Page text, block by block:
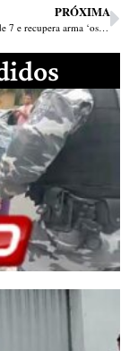
PRÓXIMA
Polícia prende 7 e recupera arma ‘ostentada’ em vídeo por bandidos na Matinha